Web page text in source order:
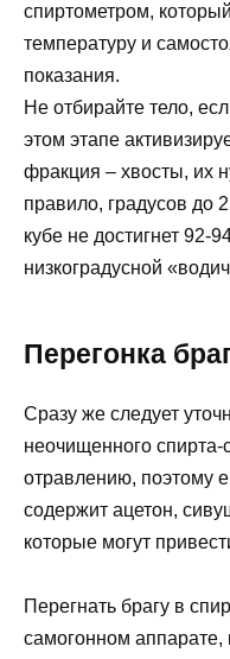
спиртометром,
температуру и
показания.
Не отбирайте тело,
этом этапе
фракция – хвосты, их
правило, градусов до
кубе не достигнет 92-
низкоградусной
Перегонка
Сразу же следует
неочищенного
отравлению, поэтому
содержит ацетон,
которые могут
Перегнать брагу в
самогонном